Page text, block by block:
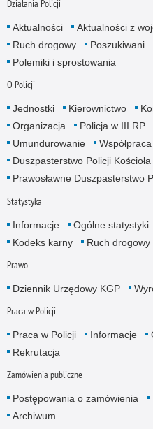
Działania Policji
Aktualności Aktualności z
Ruch drogowy
Poszukiwani
Polemiki i sprostowania
O Policji
Jednostki Kierownictwo
Organizacja
Policja w III RP
Umundurowanie
Duszpasterstwo Policji
Prawosławne Duszpasterstwo
Statystyka
Informacje Ogólne statystyki
Kodeks karny
Ruch drogowy
Prawo
Dziennik Urzędowy KGP
Praca w Policji
Praca w Policji Informacje
Rekrutacja
Zamówienia publiczne
Postępowania o zamówienia
Archiwum